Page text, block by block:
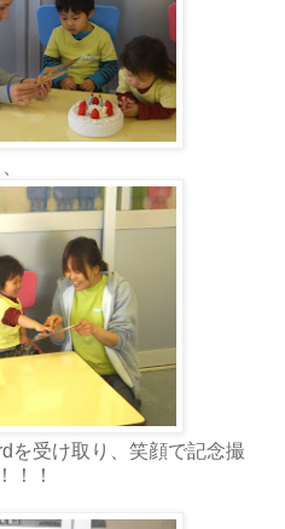
を受け取り、笑顔で記念撮
！！